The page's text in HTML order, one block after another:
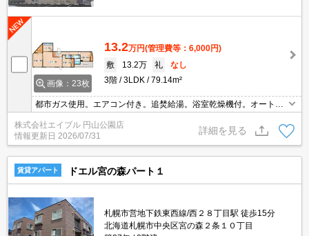
画像：23枚
13.2万円(管理費等：6,000円)
敷
13.2万 礼
なし
3階
3LDK 79.14m²
都市ガス使用。エアコン付き。追焚給湯。浴室乾燥機付。オートロ
ック。TVインターホン付き。宅配ボックスあり。防犯カメラ。ウォ
ークインクローゼット付き。トランクルームあり。契約金カード決
済可。要火災保険。
株式会社エイブル 円山公園店
情報更新日 2026/07/31
詳細を見る
賃貸アパート ドエル宮の森パート１
札幌市営地下鉄東西線/西２８丁目駅 徒歩15分
北海道札幌市中央区宮の森２条１０丁目